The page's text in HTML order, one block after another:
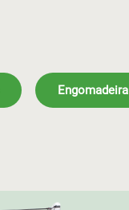
Engomadeira